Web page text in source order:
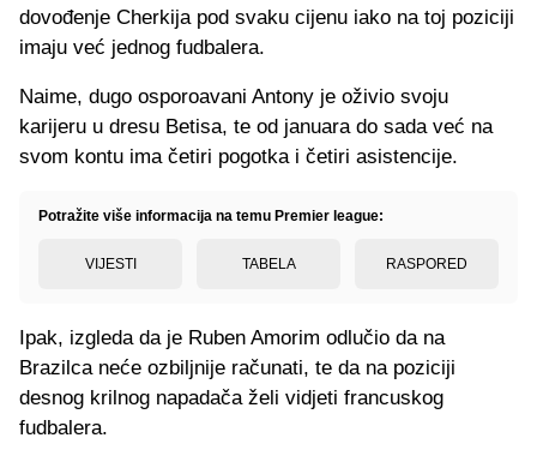
dovođenje Cherkija pod svaku cijenu iako na toj poziciji
imaju već jednog fudbalera.
Naime, dugo osporoavani Antony je oživio svoju
karijeru u dresu Betisa, te od januara do sada već na
svom kontu ima četiri pogotka i četiri asistencije.
Potražite više informacija na temu Premier league:
VIJESTI TABELA RASPORED
Ipak, izgleda da je Ruben Amorim odlučio da na
Brazilca neće ozbiljnije računati, te da na poziciji
desnog krilnog napadača želi vidjeti francuskog
fudbalera.